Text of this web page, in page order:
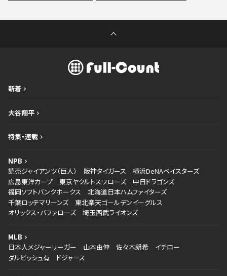
新着
大谷翔平
特集・連載
NPB
読売ジャイアンツ（巨人）
阪神タイガース
横浜DeNAベイスターズ
広島東洋カープ
東京ヤクルトスワローズ
中日ドラゴンズ
福岡ソフトバンクホークス
北海道日本ハムファイターズ
千葉ロッテマリーンズ
東北楽天ゴールデンイーグルス
オリックス・バファローズ
埼玉西武ライオンズ
MLB
日本人メジャーリーガー
山本由伸 佐々木朗希
イチロー
ダルビッシュ有
ドジャース